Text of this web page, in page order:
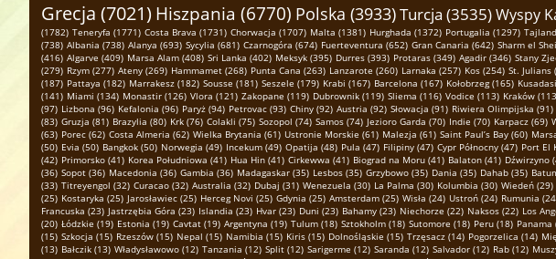
Grecja (7021) Hiszpania (6770) Polska (3933)Turcja (3535)Wyspy
(1782) Teneryfa (1771) Costa Brava (1731) Chorwacja (1707) Malta (1381) Hurghada (1372) Portugalia (1297)
(738) Albania (738) Alanya (693) Sycylia (681) Czarnogóra (674) Fuerteventura (652) Gran Canaria (642) Sharm el
(416) Algarve (409) Marsa Alam (408) Sri Lanka (402) Meksyk (395) Durres (393) Protaras (349) Agadir (346) Stany
(279) Rzym (277) Ateny (269) Hammamet (268) Punta Cana (263) Lanzarote (260) Larnaka (257) Kos (254) St. Julians
(187) Pattaya (182) Marrakesz (182) Sousse (181) Seszele (179) Krabi (167) Barcelona (167) Kołobrzeg (165)
(141) Miami (134) Monastir (126) Vlora (121) Zakopane (119) Dubrownik (119) Sliema (116) Vodice (113) Kraków
(97) Lizbona (96) Kefalonia (96) Paryż (94) Petrovac (93) Chiny (92) Austria (92) Słowacja (91) Riwiera Olimpijska (91)
(83) Gruzja (81) Brazylia (80) Krk (76) Colakli (75) Sozopol (74) Samos (74) Jezioro Garda (70) Indie (70) Karpacz (69)
(63) Porec (62) Costa Almeria (62) Wielka Brytania (61) Ustronie Morskie (61) Malezja (61) Saint Paul’s Bay (60)
(50) Evia (50) Bangkok (50) Norwegia (49) Incekum (49) Opatija (48) Pula (47) Filipiny (47) Cypr Północny (47) Port El
(42) Primorsko (41) Korea Południowa (41) Hua Hin (41) Cirkewwa (41) Biograd na Moru (41) Balaton (41) Dźwirzyno
(36) Sopot (36) Macedonia (36) Gambia (36) Madagaskar (35) Lesbos (35) Grzybowo (35) Dania (35) Dahab (35)
(33) Titreyengol (32) Curacao (32) Australia (32) Dubaj (31) Wenezuela (30) La Palma (30) Kolumbia (30) Wiedeń (29)
(25) Kostaryka (25) Jarosławiec (25) Herceg Novi (25) Gdynia (25) Amsterdam (25) Wisła (24) Ustroń (24) Rumunia
Francuska (23) Jastrzębia Góra (23) Islandia (23) Hvar (23) Duni (23) Bahamy (23) Niechorze (22) Naksos (22) Los
(20) Łódzkie (19) Estonia (19) Cavtat (19) Argentyna (19) Tulum (18) Sztokholm (18) Sutomore (18) Peru (18) Panama
(15) Szkocja (15) Rzeszów (15) Nepal (15) Namibia (15) Kiris (15) Dolnośląskie (15) Trzęsacz (14) Pogorzelica (14)
(13) Bałczik (13) Władysławowo (12) Tanzania (12) Split (12) Sarigerme (12) Saranda (12) Salvador (12) Rab (12)